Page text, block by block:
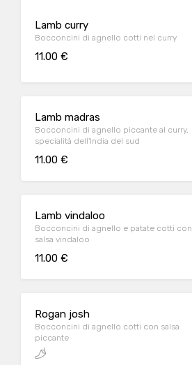
Lamb curry
Bocconcini di agnello cotti nel curry
11.00 €
Lamb madras
Bocconcini di agnello piccante al curry,
specialità dell'India del sud
11.00 €
Lamb vindaloo
Bocconcini di agnello e patate cotti con
salsa vindaloo
11.00 €
Rogan josh
Bocconcini di agnello cotti con salsa
piccante